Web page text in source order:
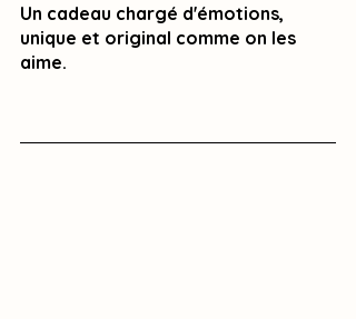
Un cadeau chargé d'émotions,
unique et original comme on les
aime.